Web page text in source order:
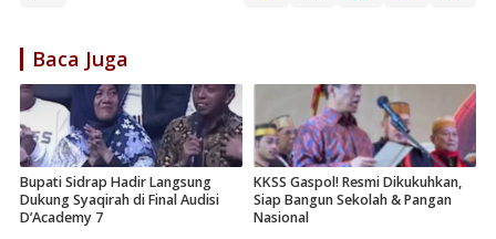
Baca Juga
Bupati Sidrap Hadir Langsung
Dukung Syaqirah di Final Audisi
D’Academy 7
KKSS Gaspol! Resmi Dikukuhkan,
Siap Bangun Sekolah & Pangan
Nasional